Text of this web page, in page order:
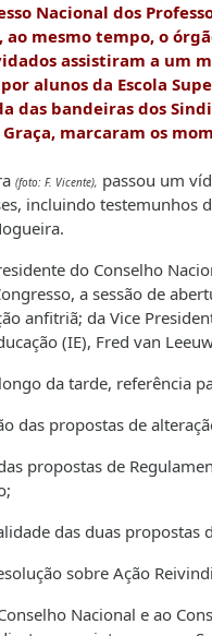
Nacional dos
mesmo tempo, o
assistiram a
alunos da Escola
das bandeiras dos
marcaram os
(foto: F. Vicente), passou um
incluindo testemunhos
do Conselho
a sessão de
anfitriã; da Vice
(IE), Fred van
da tarde, referência
das propostas de
propostas de
das duas
sobre Ação
Nacional e ao